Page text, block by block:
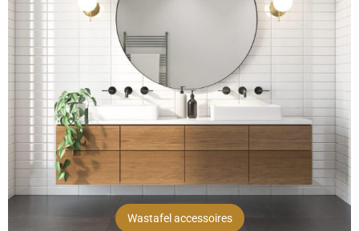
Wastafel accessoires